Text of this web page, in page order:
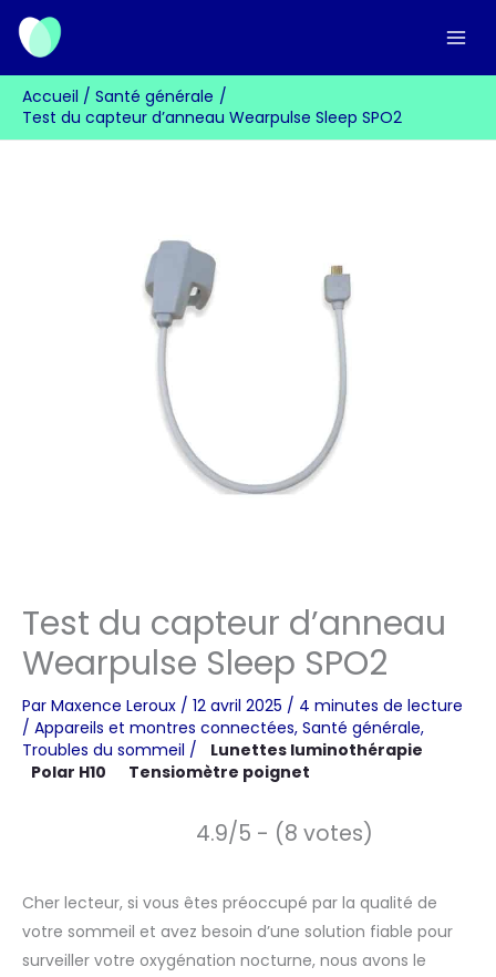
Aller
contenu
Accueil
Santé générale
Test du capteur d’anneau Wearpulse Sleep SPO2
Test du capteur d’anneau
Wearpulse Sleep SPO2
Par Maxence Leroux / 12 avril 2025 / 4 minutes de lecture
/ Appareils et montres connectées, Santé générale,
Troubles du sommeil /
Lunettes luminothérapie
Polar H10
Tensiomètre poignet
4.9/5 - (8 votes)
Cher lecteur, si vous êtes préoccupé par la qualité de
votre sommeil et avez besoin d’une solution fiable pour
surveiller votre oxygénation nocturne, nous avons le